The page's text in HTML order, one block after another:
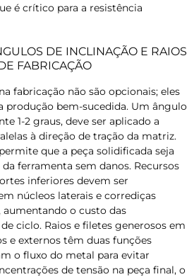
é crítico para a resistência
DE INCLINAÇÃO E RAIOS
FABRICAÇÃO
fabricação não são opcionais; eles
produção bem-sucedida. Um ângulo
1-2 graus, deve ser aplicado a
à direção de tração da matriz.
que a peça solidificada seja
ferramenta sem danos. Recursos
inferiores devem ser
núcleos laterais e corrediças
o custo das
ciclo. Raios e filetes generosos em
e externos têm duas funções
o fluxo do metal para evitar
de tensão na peça final, o